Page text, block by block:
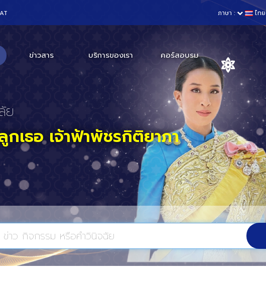
มนา
อัครราชทูตสหรัฐอเมริกาและสหราช
ภาษา : ไทย
ข่าวสาร บริการของเรา คอร์สอบรม